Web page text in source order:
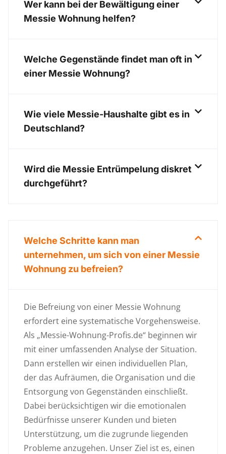
Wer kann bei der Bewältigung einer
Messie Wohnung helfen?
Welche Gegenstände findet man oft in
einer Messie Wohnung?
Wie viele Messie-Haushalte gibt es in
Deutschland?
Wird die Messie Entrümpelung diskret
durchgeführt?
Welche Schritte kann man
unternehmen, um sich von einer Messie
Wohnung zu befreien?
Die Befreiung von einer Messie Wohnung
erfordert eine systematische Vorgehensweise.
Als „Messie-Wohnung-Profis.de“ beginnen wir
mit einer umfassenden Analyse der Situation.
Dann erstellen wir einen individuellen Plan,
der das Aufräumen, die Organisation und die
Entsorgung von Gegenständen einschließt.
Dabei berücksichtigen wir die emotionalen
Bedürfnisse unserer Kunden und bieten
Unterstützung, um die zugrunde liegenden
Probleme anzugehen. Unser Ziel ist es, einen